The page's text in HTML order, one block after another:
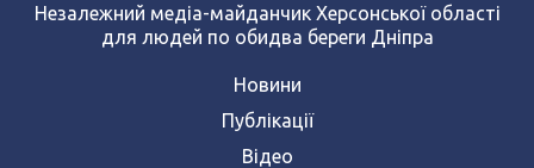
Незалежний медіа-майданчик Херсонської області
для людей по обидва береги Дніпра
Новини
Публікації
Відео